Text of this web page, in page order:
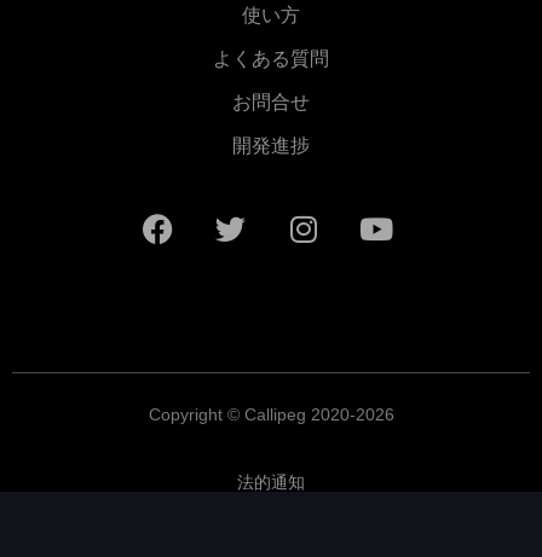
使い方
よくある質問
お問合せ
開発進捗
Copyright © Callipeg 2020-2026
法的通知